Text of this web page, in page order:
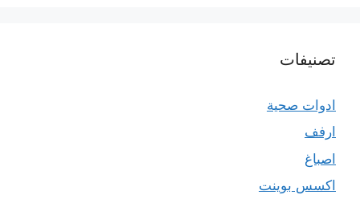
تصنيفات
ادوات صحية
ارفف
اصباغ
اكسس بوينت